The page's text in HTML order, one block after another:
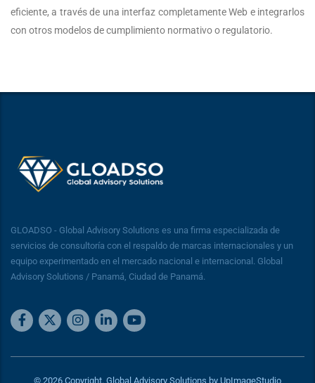
eficiente, a través de una interfaz completamente Web e integrarlos
con otros modelos de cumplimiento normativo o regulatorio.
GLOADSO - Global Advisory Solutions es una firma especializada de
servicios de consultoría con el respaldo de marcas internacionales y un
equipo experimentado en el mercado nacional e internacional. Global
Advisory Solutions / Panamá, Ciudad de Panamá.
© 2026 Copyright. Global Advisory Solutions by UpImageStudio